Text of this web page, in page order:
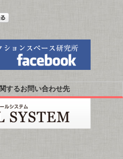
するお問い合わせ先